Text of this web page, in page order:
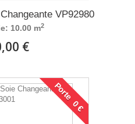
VP92980
10.00 m2
€
Porte 0 €